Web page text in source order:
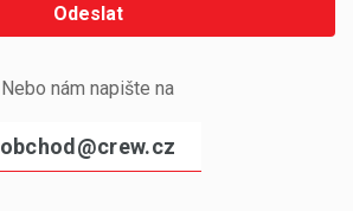
Odeslat
Nebo nám napište na
obchod@crew.cz